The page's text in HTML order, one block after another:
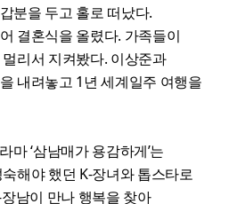
분을 두고 홀로 떠났다.
결혼식을 올렸다. 가족들이
리서 지켜봤다. 이상준과
내려놓고 1년 세계일주 여행을
마 ‘삼남매가 용감하게’는
해야 했던 K-장녀와 톱스타로
남이 만나 행복을 찾아